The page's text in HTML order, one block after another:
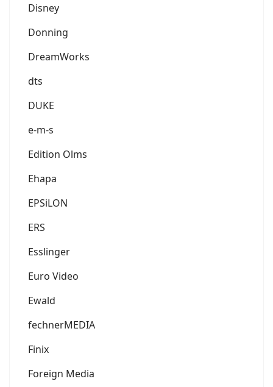
Disney
Donning
DreamWorks
dts
DUKE
e-m-s
Edition Olms
Ehapa
EPSiLON
ERS
Esslinger
Euro Video
Ewald
fechnerMEDIA
Finix
Foreign Media